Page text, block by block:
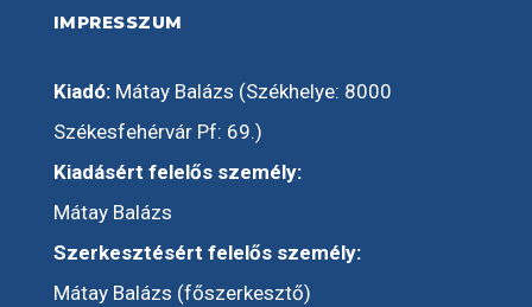
IMPRESSZUM
Kiadó:Mátay Balázs (Székhelye: 8000
Székesfehérvár Pf: 69.)
Kiadásért felelős személy:
Mátay Balázs
Szerkesztésért felelős személy:
Mátay Balázs (főszerkesztő)